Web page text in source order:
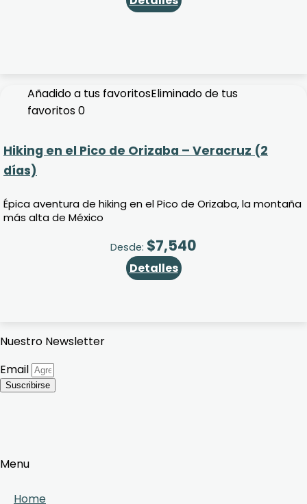
Añadido a tus favoritosEliminado de tus
favoritos0
Hiking en el Pico de Orizaba – Veracruz (2
días)
Épica aventura de hiking en el Pico de Orizaba, la montaña
más alta de México
Desde: $7,540
Detalles
Nuestro Newsletter
Email
Suscribirse
Menu
Home